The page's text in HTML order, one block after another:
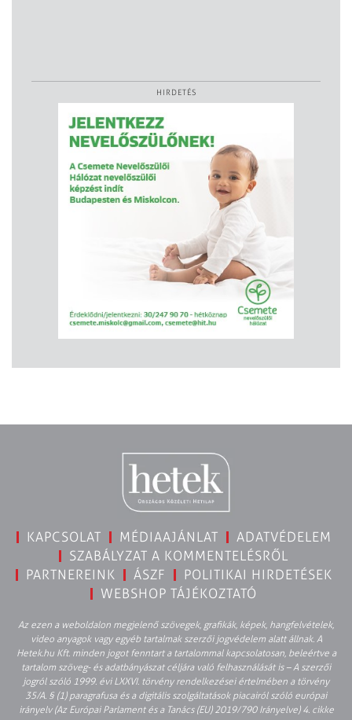
HIRDETÉS
KAPCSOLAT MÉDIAAJÁNLAT
ADATVÉDELEM
SZABÁLYZAT A KOMMENTELÉSRŐL
PARTNEREINK
ÁSZF
POLITIKAI HIRDETÉSEK
WEBSHOP TÁJÉKOZTATÓ
Az ezen a weboldalon megjelenő szövegek, grafikák, képek, hangfelvételek,
video anyagok vagy egyéb tartalmak szerzői jogvédelem alatt állnak. A
Hetek.hu Kft. minden jogot fenntart a tartalommal kapcsolatosan, beleértve a
tartalom szöveg- és adatbányászat céljára való felhasználását is – A szerzői
jogról szóló 1999. évi LXXVI. törvény rendelkezései értelmében a törvény
35/A. § (1) paragrafusa és a digitális szolgáltatások piacairól szóló európai
irányelv (Az Európai Parlament és a Tanács (EU) 2019/790 Irányelve) 4. cikke